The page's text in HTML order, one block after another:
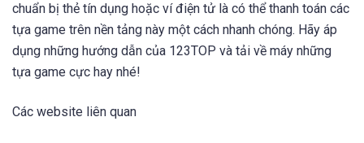
chuẩn bị thẻ tín dụng hoặc ví điện tử là có thể thanh toán các
tựa game trên nền tảng này một cách nhanh chóng. Hãy áp
dụng những hướng dẫn của 123TOP và tải về máy những
tựa game cực hay nhé!
Các website liên quan